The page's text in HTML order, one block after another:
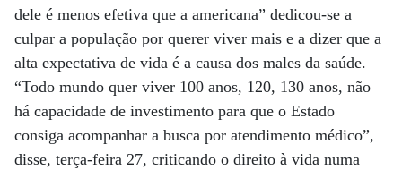
dele é menos efetiva que a americana” dedicou-se a
culpar a população por querer viver mais e a dizer que a
alta expectativa de vida é a causa dos males da saúde.
“Todo mundo quer viver 100 anos, 120, 130 anos, não
há capacidade de investimento para que o Estado
consiga acompanhar a busca por atendimento médico”,
disse, terça-feira 27, criticando o direito à vida numa